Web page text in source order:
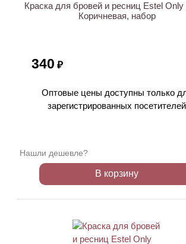
Краска для бровей и ресниц Estel Only
Коричневая, набор
340 ₽
Оптовые цены доступны только
зарегистрированных посетителей
Нашли дешевле?
В корзину